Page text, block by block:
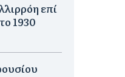
επί
1930